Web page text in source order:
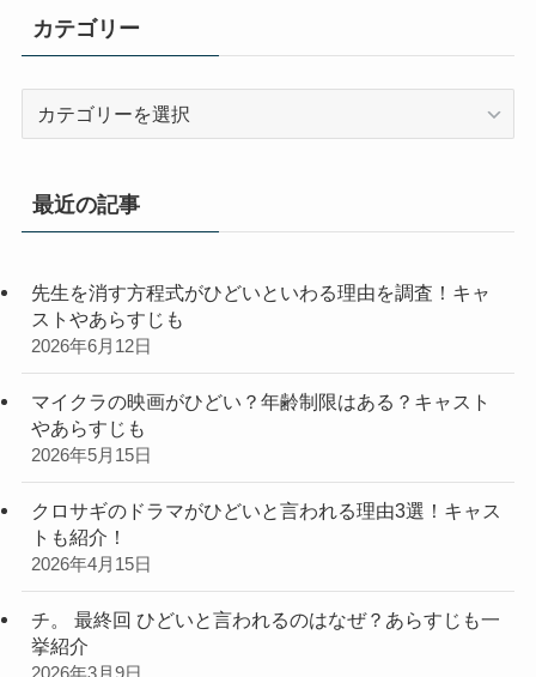
カテゴリー
リ
最近の記事
先生を消す方程式がひどいといわる理由を調査！キャ
ストやあらすじも
2026年6月12日
マイクラの映画がひどい？年齢制限はある？キャスト
やあらすじも
2026年5月15日
クロサギのドラマがひどいと言われる理由3選！キャス
トも紹介！
2026年4月15日
チ。 最終回 ひどいと言われるのはなぜ？あらすじも一
挙紹介